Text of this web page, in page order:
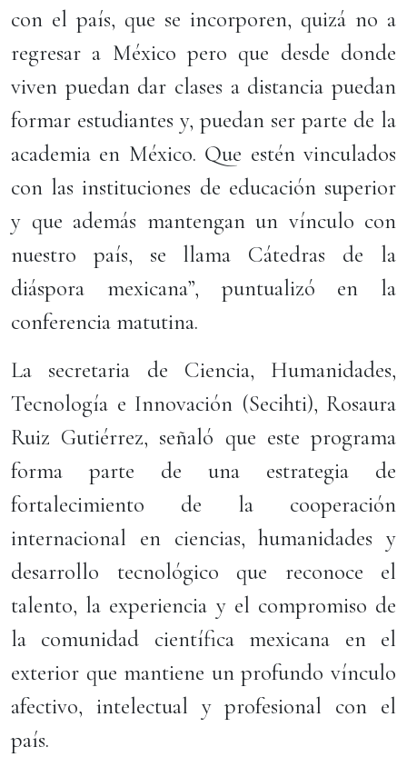
con el país, que se incorporen, quizá no a
regresar a México pero que desde donde
viven puedan dar clases a distancia puedan
formar estudiantes y, puedan ser parte de la
academia en México. Que estén vinculados
con las instituciones de educación superior
y que además mantengan un vínculo con
nuestro país, se llama Cátedras de la
diáspora mexicana”, puntualizó en la
conferencia matutina.
La secretaria de Ciencia, Humanidades,
Tecnología e Innovación (Secihti), Rosaura
Ruiz Gutiérrez, señaló que este programa
forma parte de una estrategia de
fortalecimiento de la cooperación
internacional en ciencias, humanidades y
desarrollo tecnológico que reconoce el
talento, la experiencia y el compromiso de
la comunidad científica mexicana en el
exterior que mantiene un profundo vínculo
afectivo, intelectual y profesional con el
país.